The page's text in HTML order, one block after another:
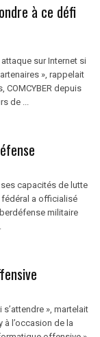
à ce défi
sur Internet si
», rappelait
COMCYBER depuis
de ...
capacités de lutte
fédéral a officialisé
militaire
», martelait
à l’occasion de la